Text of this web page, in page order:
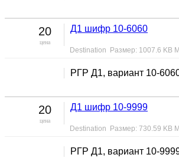
20
цена
Д1 шифр 10-6060
Destination Размер: 1007.6 KB
РГР Д1, вариант 10-
20
цена
Д1 шифр 10-9999
Destination Размер: 730.59 KB
РГР Д1, вариант 10-